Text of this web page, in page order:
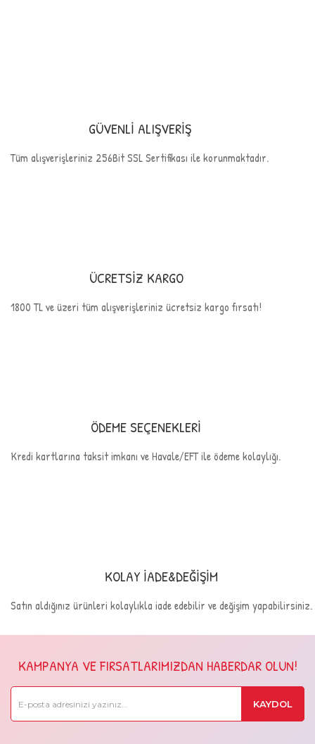
GÜVENLİ ALIŞVERİŞ
Tüm alışverişleriniz 256Bit SSL Sertifikası ile korunmaktadır.
ÜCRETSİZ KARGO
1800 TL ve üzeri tüm alışverişleriniz ücretsiz kargo fırsatı!
ÖDEME SEÇENEKLERİ
Kredi kartlarına taksit imkanı ve Havale/EFT ile ödeme kolaylığı.
KOLAY İADE&DEĞİŞİM
Satın aldığınız ürünleri kolaylıkla iade edebilir ve değişim yapabilirsiniz.
KAMPANYA VE FIRSATLARIMIZDAN HABERDAR OLUN!
KAYDOL